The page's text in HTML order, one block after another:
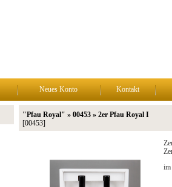
Neues Konto Kontakt
"Pfau Royal" » 00453 » 2er Pfau Royal I
[00453]
im